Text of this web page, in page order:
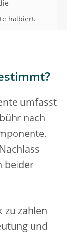
halbiert.
umfasst
nach
beider
zu zahlen
und